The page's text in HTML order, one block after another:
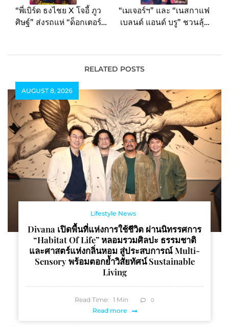
“พี่เบิร์ด ธงไชย X โจอี้ ภูว
ศิษฐ์” ส่งรถแห่ “ด็อกเตอร์
“เมเจอร์ฯ” และ “เนสกาแฟ
เบลนด์ แอนด์ บรู” ชวนลุ้น
Universal Studios
RELATED POSTS
AUGUST 8, 2026
Lifestyle News
Divana เปิดพื้นที่แห่งการใช้ชีวิต ผ่านนิทรรศการ
“Habitat Of Life” หลอมรวมศิลปะ ธรรมชาติ
และศาสตร์แห่งกลิ่นหอม สู่ประสบการณ์ Multi-
Sensory พร้อมตอกย้ำวิสัยทัศน์ Sustainable
Living
Read Time: 1 Min 0
Read more